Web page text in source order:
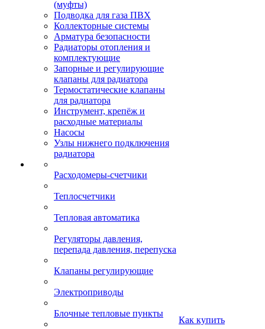
(муфты)
Подводка для газа ПВХ
Коллекторные системы
Арматура безопасности
Радиаторы отопления и
комплектующие
Запорные и регулирующие
клапаны для радиатора
Термостатические клапаны
для радиатора
Инструмент, крепёж и
расходные материалы
Насосы
Узлы нижнего подключения
радиатора
Расходомеры-счетчики
Теплосчетчики
Тепловая автоматика
Регуляторы давления,
перепада давления, перепуска
Клапаны регулирующие
Электроприводы
Блочные тепловые пункты
Как купить